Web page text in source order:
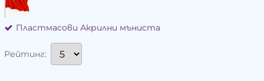
Пластмасови Акрилни мъниста
Рейтинг: